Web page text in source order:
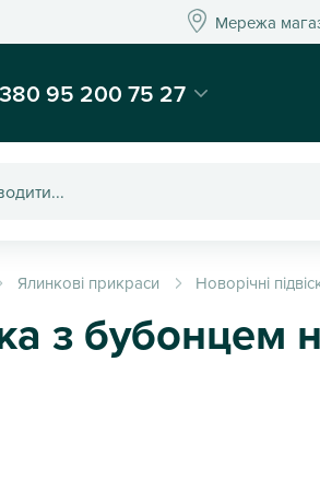
Мережа
магазин подарунків та декору - Kaktus
95 200 75 27
Ялинкові прикраси Новорічні
з бубонцем